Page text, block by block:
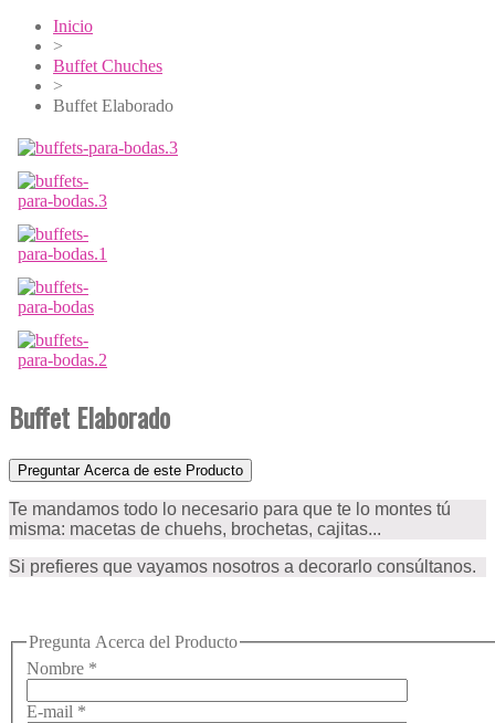
Inicio
>
Buffet Chuches
>
Buffet Elaborado
Buffet Elaborado
Preguntar Acerca de este Producto
Te mandamos todo lo necesario para que te lo montes tú
misma: macetas de chuehs, brochetas, cajitas...
Si prefieres que vayamos nosotros a decorarlo consúltanos.
Pregunta Acerca del Producto
Nombre *
E-mail *